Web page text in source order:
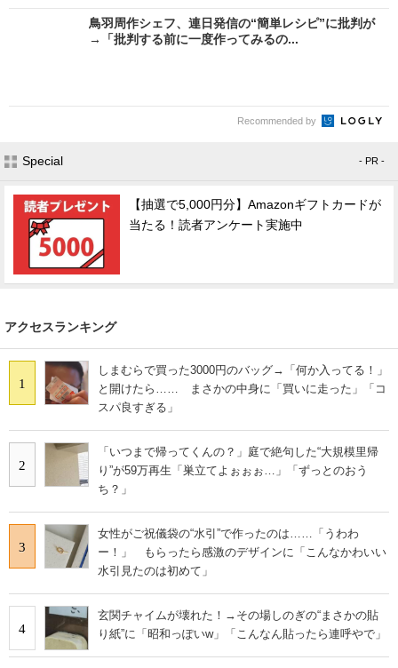
鳥羽周作シェフ、連日発信の“簡単レシピ”に批判が
→「批判する前に一度作ってみるの...
Recommended by
Special - PR -
【抽選で5,000円分】Amazonギフトカードが
当たる！読者アンケート実施中
アクセスランキング
1
しまむらで買った3000円のバッグ→「何か入ってる！」
と開けたら…… まさかの中身に「買いに走った」「コ
スパ良すぎる」
2
「いつまで帰ってくんの？」庭で絶句した“大規模里帰
り”が59万再生「巣立てよぉぉぉ…」「ずっとのおう
ち？」
3
女性がご祝儀袋の“水引”で作ったのは……「うわわ
ー！」 もらったら感激のデザインに「こんなかわいい
水引見たのは初めて」
4
玄関チャイムが壊れた！→その場しのぎの“まさかの貼
り紙”に「昭和っぽいw」「こんなん貼ったら連呼やで」